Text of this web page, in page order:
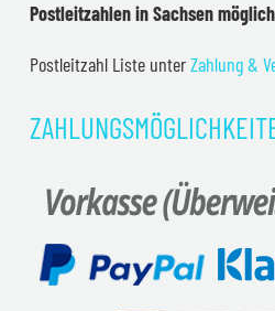
Postleitzahlen in Sachsen
Postleitzahl Liste unterZahlung &